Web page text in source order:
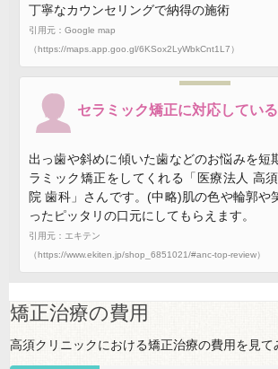
丁寧なカウンセリングで納得の施術
引用元：Google map
（https://maps.app.goo.gl/6KSox2LyWbkCnt1L7）
セラミック矯正に対応してい
出っ歯や斜めに傾いた歯などのお悩みを短
ラミック矯正をしてくれる「医療法人 高
院 歯科」さんです。(中略)肌の色や輪郭や
ったピッタリの口元にしてもらえます。
引用元：エキテン
（https://www.ekiten.jp/shop_6851021/#anc-top-review）
矯正治療の費用
高須クリニックにおける矯正治療の費用を見て